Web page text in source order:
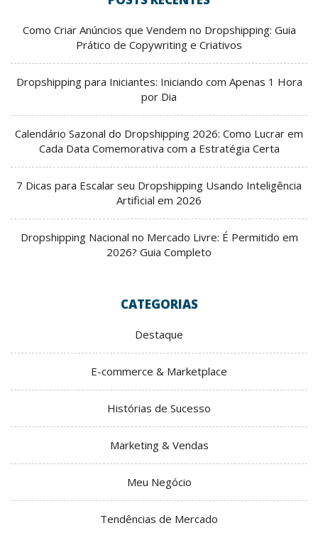
Como Criar Anúncios que Vendem no Dropshipping: Guia
Prático de Copywriting e Criativos
Dropshipping para Iniciantes: Iniciando com Apenas 1 Hora
por Dia
Calendário Sazonal do Dropshipping 2026: Como Lucrar em
Cada Data Comemorativa com a Estratégia Certa
7 Dicas para Escalar seu Dropshipping Usando Inteligência
Artificial em 2026
Dropshipping Nacional no Mercado Livre: É Permitido em
2026? Guia Completo
CATEGORIAS
Destaque
E-commerce & Marketplace
Histórias de Sucesso
Marketing & Vendas
Meu Negócio
Tendências de Mercado